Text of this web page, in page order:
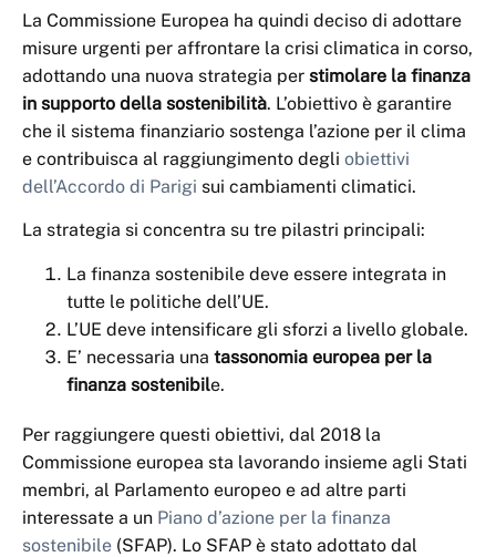
La Commissione Europea ha quindi deciso di adottare
misure urgenti per affrontare la crisi climatica in corso,
adottando una nuova strategia per stimolare la finanza
in supporto della sostenibilità. L’obiettivo è garantire
che il sistema finanziario sostenga l’azione per il clima
e contribuisca al raggiungimento degli obiettivi
dell’Accordo di Parigi sui cambiamenti climatici.
La strategia si concentra su tre pilastri principali:
La finanza sostenibile deve essere integrata in
tutte le politiche dell’UE.
L’UE deve intensificare gli sforzi a livello globale.
E’ necessaria una tassonomia europea per la
finanza sostenibile.
Per raggiungere questi obiettivi, dal 2018 la
Commissione europea sta lavorando insieme agli Stati
membri, al Parlamento europeo e ad altre parti
interessate a un Piano d’azione per la finanza
sostenibile (SFAP). Lo SFAP è stato adottato dal